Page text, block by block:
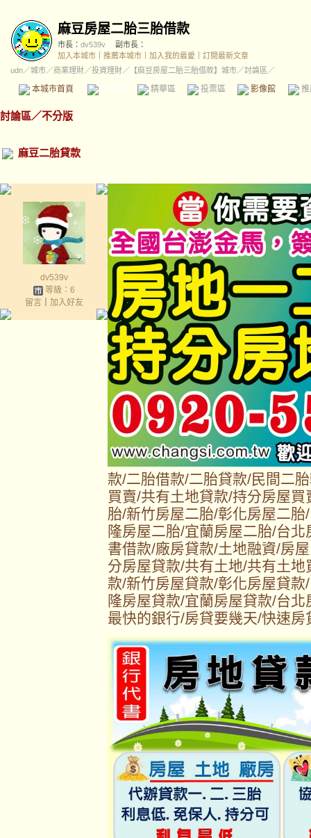
麻豆房屋二胎三胎借款
市長： dv539v
副市長：
加入本城市
推薦本城市 加入我的最愛
訂閱最新文章
udn／城市／商業理財／投資理財／ 【麻豆房屋二胎三胎借款】城市／討論區／
本城市首頁 精華區 投票區 影像館
討論區／不分版
麻豆二胎貸款
dv539v
等級：6
留言｜ 加入好友
款/二胎借款/二胎貸款/民間二
買賣/共有土地貸款/持分房屋
胎/新竹房屋二胎/彰化房屋二
隆房屋二胎/宜蘭房屋二胎/台
書借款/廠房貸款/土地融資/房
分房屋貸款/共有土地/共有土
款/新竹房屋貸款/彰化房屋貸
隆房屋貸款/宜蘭房屋貸款/台
最快的銀行/房貸要幾天/快速房